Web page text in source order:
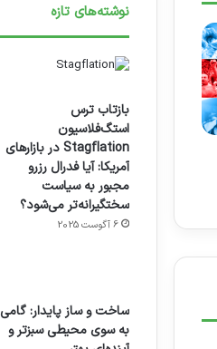
نوشته‌های تازه
بازتاب ترس
استگ‌فلاسیون
Stagflation در بازارهای
آمریکا: آیا فدرال رزرو
مجبور به سیاست
سختگیرانه‌تر می‌شود؟
6 آگوست 2025
ساخت و ساز پایدار: گامی
به سوی محیطی سبزتر و